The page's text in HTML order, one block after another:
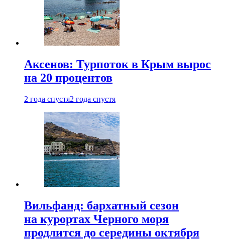
Аксенов: Турпоток в Крым вырос
на 20 процентов
2 года спустя2 года спустя
Вильфанд: бархатный сезон
на курортах Черного моря
продлится до середины октября